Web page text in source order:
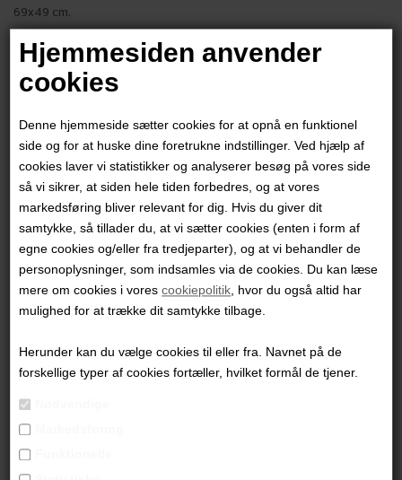
Hjemmesiden anvender
cookies
Denne hjemmeside sætter cookies for at opnå en funktionel
side og for at huske dine foretrukne indstillinger. Ved hjælp af
cookies laver vi statistikker og analyserer besøg på vores side
så vi sikrer, at siden hele tiden forbedres, og at vores
markedsføring bliver relevant for dig. Hvis du giver dit
samtykke, så tillader du, at vi sætter cookies (enten i form af
egne cookies og/eller fra tredjeparter), og at vi behandler de
personoplysninger, som indsamles via de cookies. Du kan læse
mere om cookies i vorescookiepolitik , hvor du også altid har
mulighed for at trække dit samtykke tilbage.
Herunder kan du vælge cookies til eller fra. Navnet på de
forskellige typer af cookies fortæller, hvilket formål de tjener.
69x49 cm.
Akvarel
Indrammet i sort glasramme
PRODUKTINFORMATION
Andre værker af kunstneren:
Karen Rønne Karen Rønne